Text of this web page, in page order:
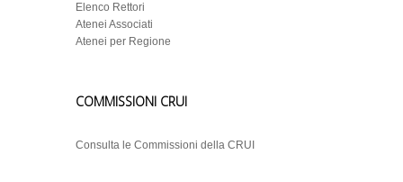
Elenco Rettori
Atenei Associati
Atenei per Regione
COMMISSIONI CRUI
Consulta le Commissioni della CRUI